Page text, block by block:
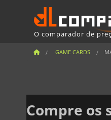
O comparador de
GAME CARDS
Compre os